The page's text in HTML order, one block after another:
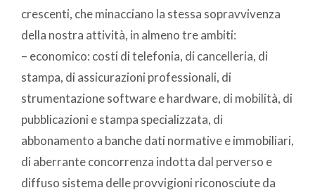
crescenti, che minacciano la stessa sopravvivenza
della nostra attività, in almeno tre ambiti:
– economico: costi di telefonia, di cancelleria, di
stampa, di assicurazioni professionali, di
strumentazione software e hardware, di mobilità, di
pubblicazioni e stampa specializzata, di
abbonamento a banche dati normative e immobiliari,
di aberrante concorrenza indotta dal perverso e
diffuso sistema delle provvigioni riconosciute da